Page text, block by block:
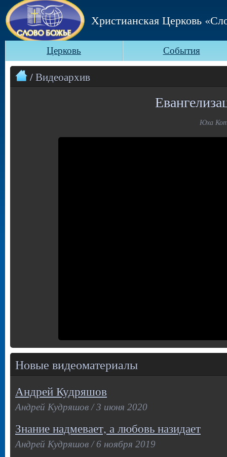
Христианская Церковь
Церковь События
/ Видеоархив
Юха
Новые видеоматериалы
Андрей Кудряшов
Андрей Кудряшов / 3 июня 2020
Знание надмевает, а любовь назидает
Андрей Кудряшов / 6 ноября 2019